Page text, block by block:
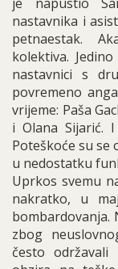
nastavnika i
petnaestak.
kolektiva.
nastavnici s
povremeno
vrijeme: Paša
i Olana Sijarić.
Poteškoće su se
u nedostatku
Uprkos svemu
nakratko, u
bombardovanja.
zbog
često održavali